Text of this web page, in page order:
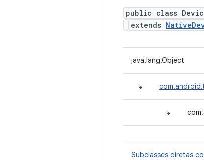
public class
extends
java.lang.Object
↳
↳
Subclasses diretas